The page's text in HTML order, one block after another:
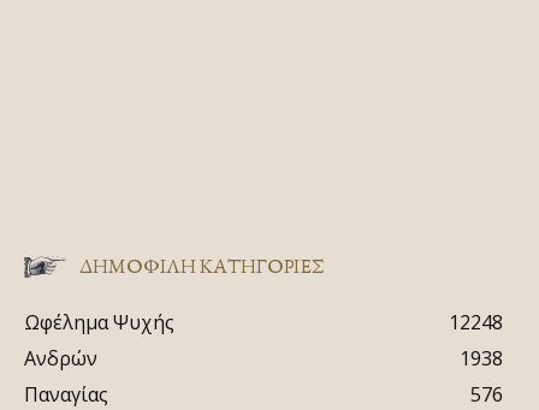
ΔΗΜΟΦΙΛΗ ΚΑΤΗΓΟΡΙΕΣ
Ωφέλημα Ψυχής
12248
Ανδρών
1938
Παναγίας
576